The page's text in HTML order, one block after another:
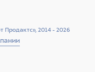
2014 - 2026